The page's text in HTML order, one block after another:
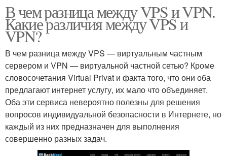
В чем разница между VPS и VPN.
Какие различия между VPS и
VPN?
В чем разница между VPS — виртуальным частным
сервером и VPN — виртуальной частной сетью? Кроме
словосочетания Virtual Privat и факта того, что они оба
предлагают интернет услугу, их мало что объединяет.
Оба эти сервиса невероятно полезны для решения
вопросов индивидуальной безопасности в Интернете, но
каждый из них предназначен для выполнения
совершенно разных задач.